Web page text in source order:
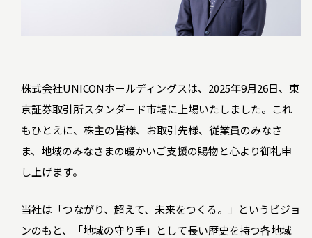
株式会社UNICONホールディングスは、2025年9月26日、東
京証券取引所スタンダード市場に上場いたしました。これ
もひとえに、株主の皆様、お取引先様、従業員のみなさ
ま、地域のみなさまの暖かいご支援の賜物と心より御礼申
し上げます。
当社は「つながり、超えて、未来をつくる。」というビジョ
ンのもと、「地域の守り手」として長い歴史を持つ各地域